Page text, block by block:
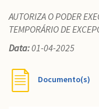
AUTORIZA O PODER
TEMPORÁRIO DE
Data:01-04-2025
Documento(s)